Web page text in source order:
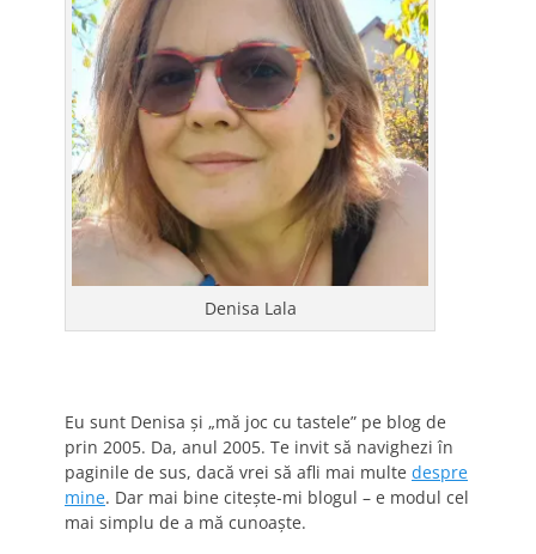
Denisa Lala
Eu sunt Denisa și „mă joc cu tastele” pe blog de
prin 2005. Da, anul 2005. Te invit să navighezi în
paginile de sus, dacă vrei să afli mai multe despre
mine. Dar mai bine citește-mi blogul – e modul cel
mai simplu de a mă cunoaște.